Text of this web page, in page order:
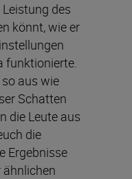
des
könnt, wie er
funktionierte.
aus wie
Schatten
die Leute aus
die
Ergebnisse
ähnlichen